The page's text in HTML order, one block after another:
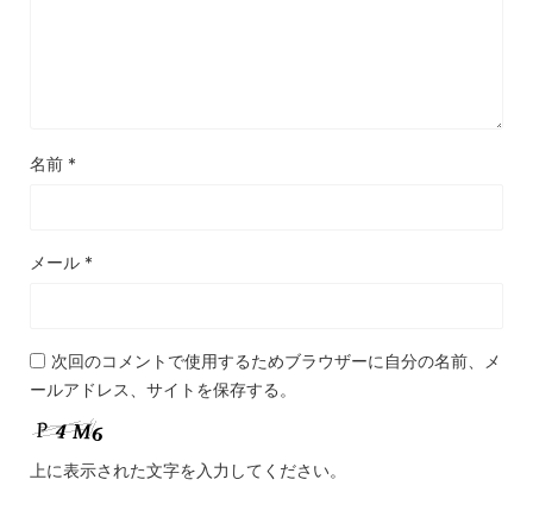
名前 *
メール *
次回のコメントで使用するためブラウザーに自分の名前、メ
ールアドレス、サイトを保存する。
上に表示された文字を入力してください。